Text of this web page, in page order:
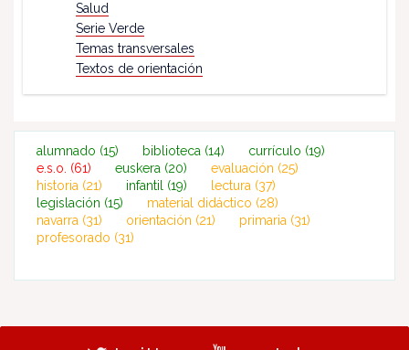
Salud
Serie Verde
Temas transversales
Textos de orientación
alumnado (15) biblioteca (14) currículo (19)
e.s.o. (61) euskera (20) evaluación (25)
historia (21) infantil (19) lectura (37)
legislación (15) material didáctico (28)
navarra (31) orientación (21) primaria (31)
profesorado (31)